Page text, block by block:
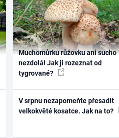
Muchomůrku růžovku ani sucho
nezdolá! Jak ji rozeznat od
tygrované?
V srpnu nezapomeňte přesadit
velkokvěté kosatce. Jak na to?